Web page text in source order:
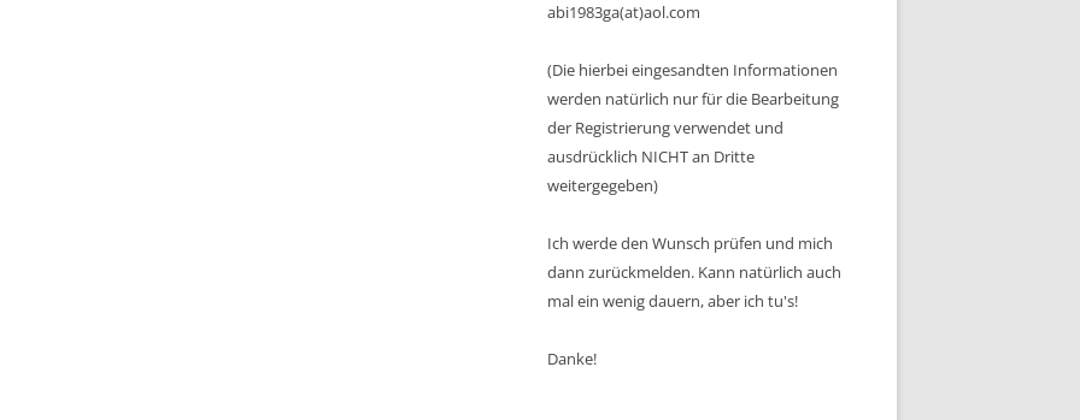
abi1983ga(at)aol.com
(Die hierbei eingesandten Informationen
werden natürlich nur für die Bearbeitung
der Registrierung verwendet und
ausdrücklich NICHT an Dritte
weitergegeben)
Ich werde den Wunsch prüfen und mich
dann zurückmelden. Kann natürlich auch
mal ein wenig dauern, aber ich tu's!
Danke!